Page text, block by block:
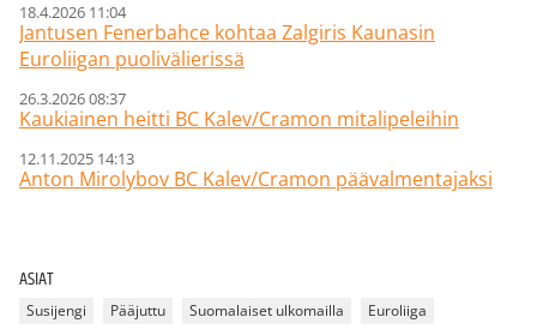
18.4.2026 11:04
Jantusen Fenerbahce kohtaa Zalgiris Kaunasin
Euroliigan puolivälierissä
26.3.2026 08:37
Kaukiainen heitti BC Kalev/Cramon mitalipeleihin
12.11.2025 14:13
Anton Mirolybov BC Kalev/Cramon päävalmentajaksi
ASIAT
Susijengi Pääjuttu Suomalaiset ulkomailla Euroliiga